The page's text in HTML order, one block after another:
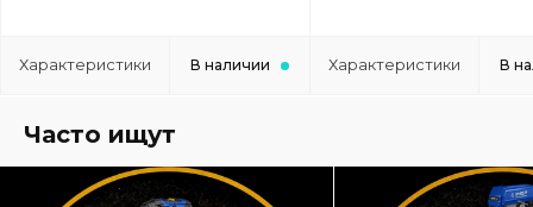
Характеристики В наличии Характеристики В
Часто ищут